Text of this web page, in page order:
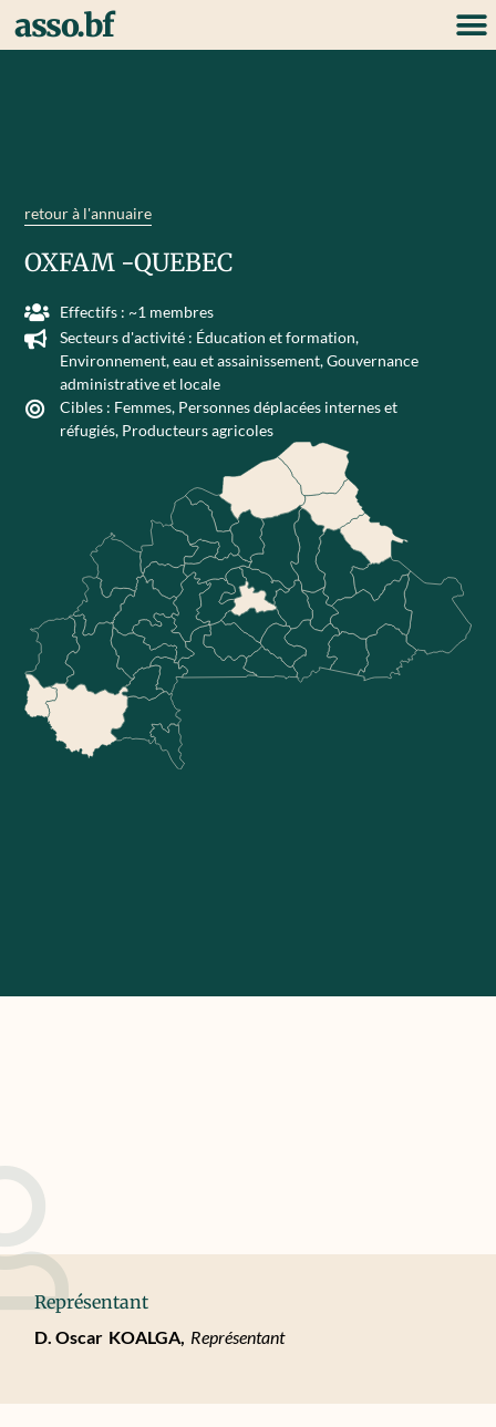
asso.bf
retour à l'annuaire
OXFAM -QUEBEC
Effectifs : ~1 membres
Secteurs d'activité : Éducation et formation,
Environnement, eau et assainissement,Gouvernance
administrative et locale
Cibles : Femmes, Personnes déplacées internes et
réfugiés, Producteurs agricoles
Représentant
D. Oscar KOALGA, Représentant